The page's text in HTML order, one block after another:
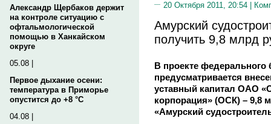
Александр Щербаков держит
на контроле ситуацию с
офтальмологической
помощью в Ханкайском
округе
05.08 |
Первое дыхание осени:
температура в Приморье
опустится до +8 °C
04.08 |
20 Октября 2011, 20:54 |
Амурский
получить 9,8 млрд
В проекте федерального
предусматривается
уставный капитал ОАО
корпорация» (ОСК) – 9,8
«Амурский